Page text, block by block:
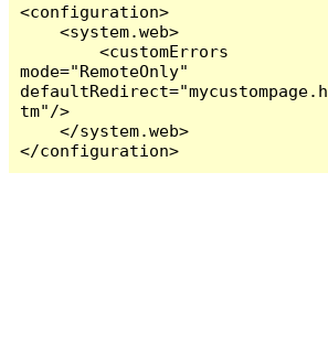
<configuration>
    <system.web>
        <customErrors
mode="RemoteOnly"
defaultRedirect="mycustompage.h
tm"/>
    </system.web>
</configuration>